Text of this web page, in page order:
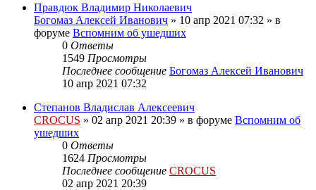
Правдюк Владимир Николаевич
Богомаз Алексей Иванович » 10 апр 2021 07:32 » в
форуме Вспомним об ушедших
0 Ответы
1549 Просмотры
Последнее сообщение Богомаз Алексей Иванович
10 апр 2021 07:32
Степанов Владислав Алексеевич
CROCUS » 02 апр 2021 20:39 » в форуме Вспомним об
ушедших
0 Ответы
1624 Просмотры
Последнее сообщение CROCUS
02 апр 2021 20:39